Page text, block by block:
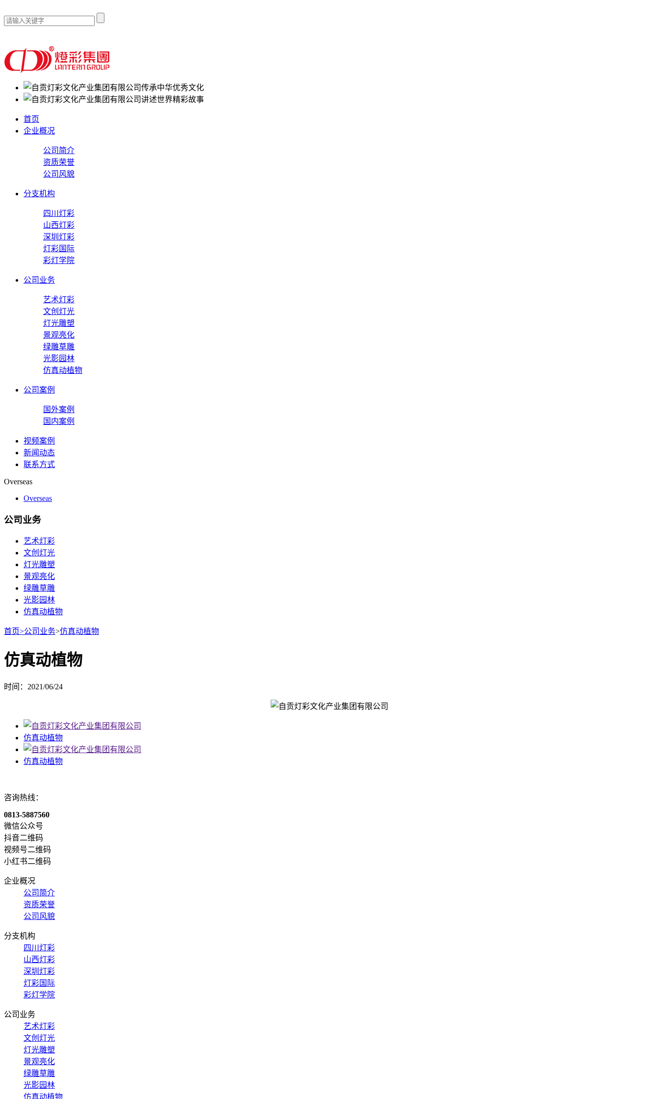
传承中华优秀文化
讲述世界精彩故事
首页
企业概况
公司简介
资质荣誉
公司风貌
分支机构
四川灯彩
山西灯彩
深圳灯彩
灯彩国际
彩灯学院
公司业务
艺术灯彩
文创灯光
灯光雕塑
景观亮化
绿雕草雕
光影园林
仿真动植物
公司案例
国外案例
国内案例
视频案例
新闻动态
联系方式
Overseas
Overseas
公司业务
艺术灯彩
文创灯光
灯光雕塑
景观亮化
绿雕草雕
光影园林
仿真动植物
首页>公司业务>仿真动植物
仿真动植物
时间：2021/06/24
仿真动植物
仿真动植物
咨询热线：
0813-5887560
微信公众号
抖音二维码
视频号二维码
小红书二维码
企业概况
公司简介
资质荣誉
公司风貌
分支机构
四川灯彩
山西灯彩
深圳灯彩
灯彩国际
彩灯学院
公司业务
艺术灯彩
文创灯光
灯光雕塑
景观亮化
绿雕草雕
光影园林
仿真动植物